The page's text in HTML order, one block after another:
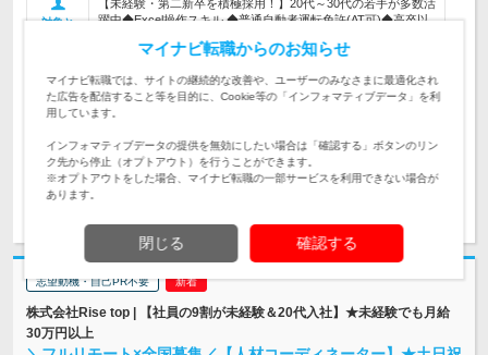
対象と
【未経験・第二新卒を積極採用！】20代～30代の若手が多数活
躍中◆Excel操作スキル ◆普通自動者運転免許(AT可)◆高卒以
企業データ
設立：1938年12月／従業員数：349人／本社所在地：
東京都
求人詳細を見る
志望動機・自己PR不要
株式会社Rise top | 【社員の9割が未経験＆20代入社】★未経験でも月給
30万円以上
マイナビ転職からのお知らせ
マイナビ転職では、サイトの継続的な改善や、ユーザーのみなさまに最適化され
た広告を配信すること等を目的に、Cookie等の「インフォマティブデータ」を利
用しています。
インフォマティブデータの提供を無効にしたい場合は「確認する」ボタンのリン
ク先から停止（オプトアウト）を行うことができます。
※オプトアウトをした場合、マイナビ転職の一部サービスを利用できない場合が
あります。
閉じる 確認する